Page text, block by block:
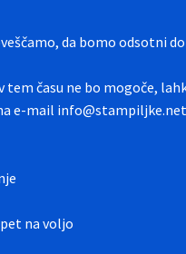
da bomo odsotni do
tem času ne bo mogoče,
e-mail
na voljo